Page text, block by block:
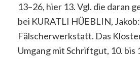
13–26, hier 13. Vgl. die daran
bei KURATLI HÜEBLIN,
Fälscherwerkstatt. Das
Umgang mit Schriftgut, 10. bis